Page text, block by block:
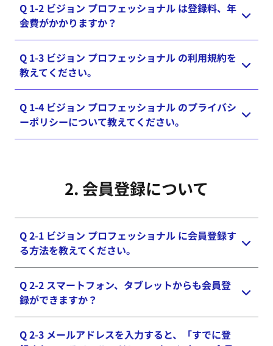
ビジョン プロフェッショナルは、患者様の人生を
よりよいものに変えるプロフェッショナルの皆様の
お手伝いをするための、最新かつ総合的なアイケア
ソリューションを集約したプロフェッショナル向け
ウェブサイトです。ジョンソン・エンド・ジョンソ
ン ビジョンケア製品をいち早く、より深く理解で
きる製品情報、眼やコンタクトレンズについて基礎
から学べるオンライントレーニングなどをワンスト
ップで提供するサービスになっています。
Q 1-2 ビジョン プロフェッショナル は登録料、年
会費がかかりますか？
登録料、年会費ともに無料です。
Q 1-3 ビジョン プロフェッショナル の利用規約を
教えてください。
ビジョン プロフェッショナル の利用規約は こちら
からご確認いただけます。
Q 1-4 ビジョン プロフェッショナル のプライバシ
ーポリシーについて教えてください。
ビジョンケア カンパニーのプライバシーポリシー
株式会社 ビジョンケア カンパニーのプライバシー
ポリシーはこちらからご確認いただけます。
2. 会員登録に​ついて
Q 2-1 ビジョン プロフェッショナル に会員登録す
る方法を教えてください。
ビジョン プロフェッショナル 会員サイトトップペ
ージにある「新規会員登録」から進んでください。
「会員登録のご案内」ページが表示されますので、
表示されている質問に回答してください。お客様の
Q 2-2 スマートフォン、タブレットからも会員登
録ができますか？
はい、できます。
Q 2-3 メールアドレスを入力すると、「すでに登